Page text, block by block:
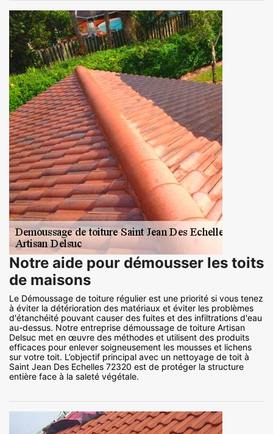
Notre aide pour démousser les toits
de maisons
Le Démoussage de toiture régulier est une priorité si vous tenez
à éviter la détérioration des matériaux et éviter les problèmes
d'étanchéité pouvant causer des fuites et des infiltrations d'eau
au-dessus. Notre entreprise démoussage de toiture Artisan
Delsuc met en œuvre des méthodes et utilisent des produits
efficaces pour enlever soigneusement les mousses et lichens
sur votre toit. L’objectif principal avec un nettoyage de toit à
Saint Jean Des Echelles 72320 est de protéger la structure
entière face à la saleté végétale.